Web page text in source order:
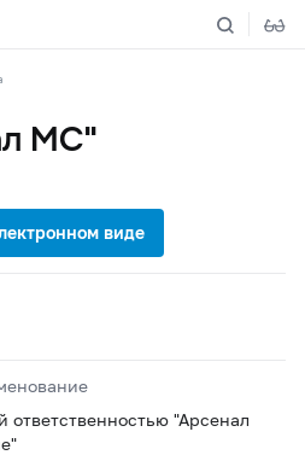
МС"
"Арсенал